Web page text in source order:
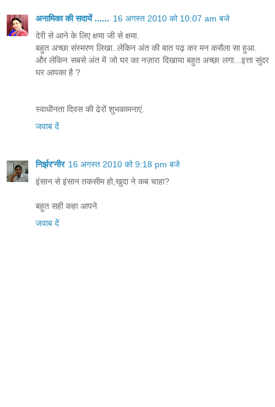
अनामिका की सदायें ...... 16 अगस्त 2010 को 10:07 am बजे
देरी से आने के लिए क्षमा जी से क्षमा.
बहुत अच्छा संस्मरण लिखा..लेकिन अंत की बात पढ़ कर मन कसैला सा हुआ.
और लेकिन सबसे अंत में जो घर का नज़ारा दिखाया बहुत अच्छा लगा...इत्ता सुंदर
घर आपका है ?
स्वाधीनता दिवस की ढेरों शुभकामनाएं.
जवाब दें
निर्झर'नीर 16 अगस्त 2010 को 9:18 pm बजे
इंसान से इंसान तकसीम हो,खुदा ने कब चाहा?
बहुत सही कहा आपने
जवाब दें